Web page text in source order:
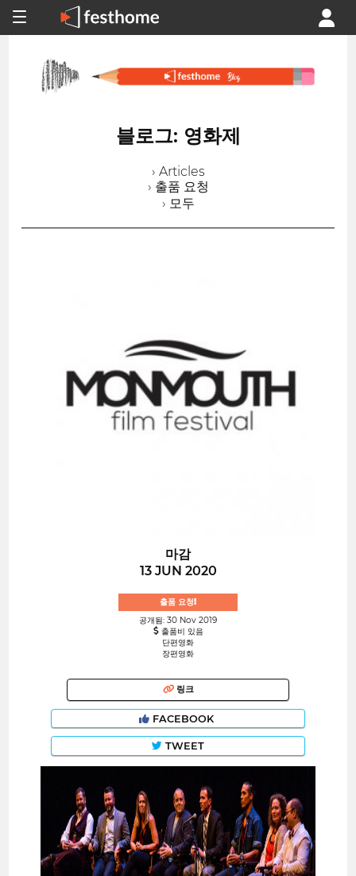
블로그: 영화제
› Articles
› 출품 요청
› 모두
마감
13 JUN 2020
출품 요청!
공개됨: 30 Nov 2019
출품비 있음
단편영화
장편영화
링크
FACEBOOK
TWEET